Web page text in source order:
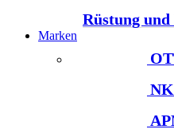
Rüstung
Marken